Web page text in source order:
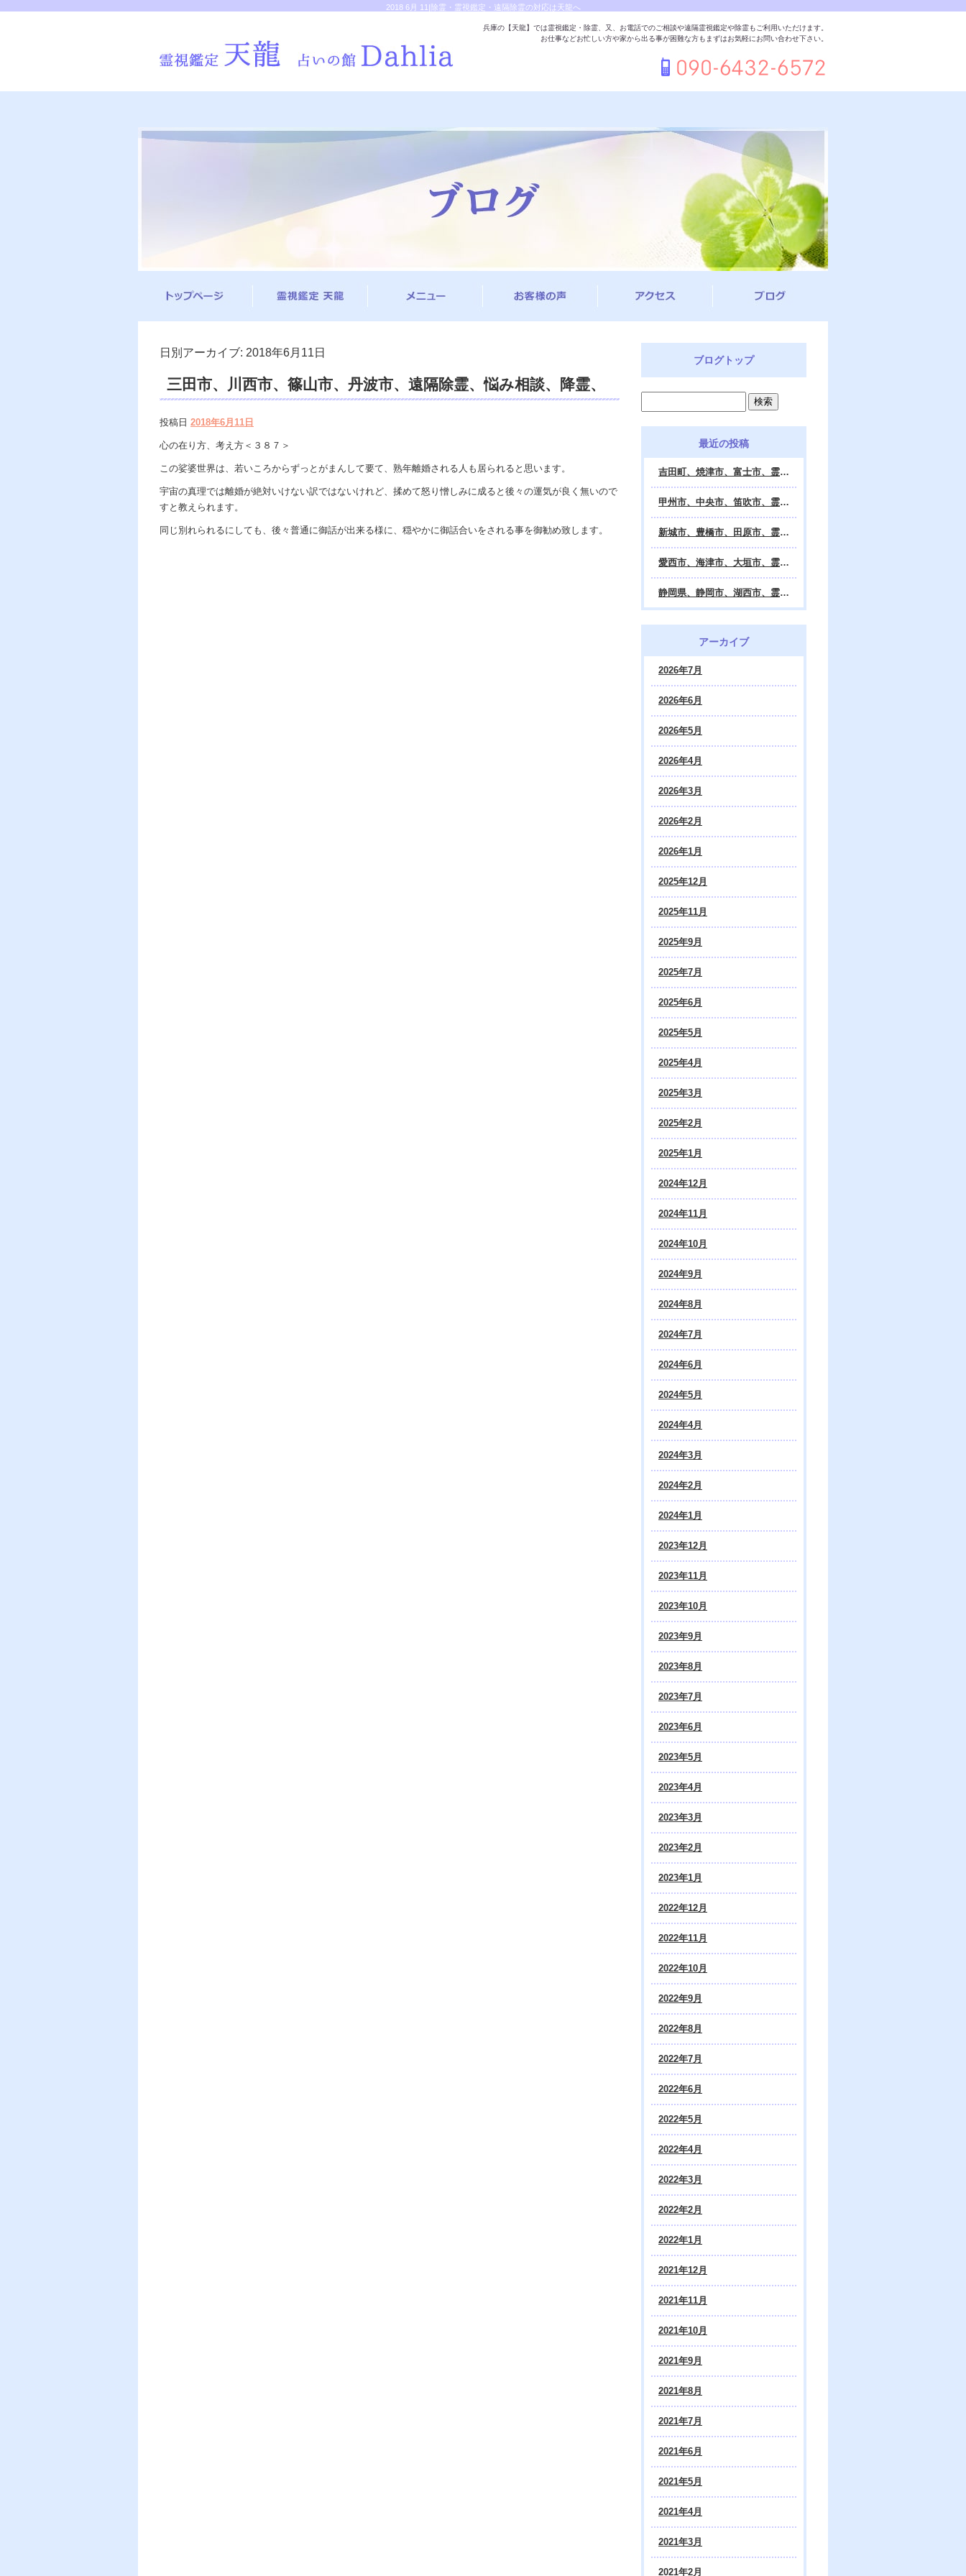
2018 6月 11|除霊・霊視鑑定・遠隔除霊の対応は天龍へ
兵庫の【天龍】では霊視鑑定・除霊、又、お電話でのご相談や遠隔霊視鑑定や除霊もご利用いただけます。
お仕事などお忙しい方や家から出る事が困難な方もまずはお気軽にお問い合わせ下さい。
日別アーカイブ: 2018年6月11日
三田市、川西市、篠山市、丹波市、遠隔除霊、悩み相談、降霊、
投稿日 2018年6月11日
心の在り方、考え方＜３８７＞
この娑婆世界は、若いころからずっとがまんして要て、熟年離婚される人も居られると思います。
宇宙の真理では離婚が絶対いけない訳ではないけれど、揉めて怒り憎しみに成ると後々の運気が良く無いので
すと教えられます。
同じ別れられるにしても、後々普通に御話が出来る様に、穏やかに御話合いをされる事を御勧め致します。
ブログトップ
最近の投稿
吉田町、焼津市、富士市、霊視鑑定 天龍・占いの館 Dahlia、対面・電話・オンライン鑑定、除霊、霊視鑑定、遠隔 除霊 口コミ、浄霊、交霊、祈祷、御祓い、四柱推命、姓名判断・九星気学・易・タロット・手相・数秘術・動物占い・姓名学・命運鑑定、開運、不安・苦痛・恐怖、悩み相談、スピリチュアルカウンセラー、ヒーリング、霊気治療、霊能力者、霊媒師、天龍知裕著、幸せを求めて、天の神様 VS 地獄の神様、宇宙の真理で未来は希望の光、この世で天国 あの世で天国、天龍知裕ブログ。
甲州市、中央市、笛吹市、霊視鑑定 天龍・占いの館 Dahlia、対面・電話・オンライン鑑定、除霊、霊視鑑定、遠隔 除霊 口コミ、浄霊、交霊、祈祷、御祓い、四柱推命、姓名判断・九星気学・易・タロット・手相・数秘術・動物占い・姓名学・命運鑑定、開運、不安・苦痛・恐怖、悩み相談、スピリチュアルカウンセラー、ヒーリング、霊気治療、霊能力者、霊媒師、天龍知裕著、幸せを求めて、天の神様 VS 地獄の神様、宇宙の真理で未来は希望の光、この世で天国 あの世で天国、天龍知裕ブログ。
新城市、豊橋市、田原市、霊視鑑定 天龍・占いの館 Dahlia、対面・電話・オンライン鑑定、除霊、霊視鑑定、遠隔 除霊 口コミ、浄霊、交霊、祈祷、御祓い、四柱推命、姓名判断・九星気学・易・タロット・手相・数秘術・動物占い・姓名学・命運鑑定、開運、不安・苦痛・恐怖、悩み相談、スピリチュアルカウンセラー、ヒーリング、霊能力者、霊媒師、天龍知裕著、幸せを求めて、天の神様 VS 地獄の神様、宇宙の真理で未来は希望の光、この世で天国 あの世で天国、天龍知裕ブログ。
愛西市、海津市、大垣市、霊視鑑定 天龍・占いの館 Dahlia、対面・電話・オンライン鑑定、遠隔 除霊 口コミ、浄霊、交霊、祈祷、御祓い、四柱推命、姓名判断・九星気学・易・タロット・手相・数秘術・動物占い・姓名学・命運鑑定、開運、不安・苦痛・恐怖、悩み相談、スピリチュアルカウンセラー、ヒーリング、霊能力者、霊媒師、天龍知裕著、幸せを求めて、天の神様 VS 地獄の神様、宇宙の真理で未来は希望の光、この世で天国 あの世で天国、天龍知裕ブログ。
静岡県、静岡市、湖西市、霊視鑑定 天龍・占いの館 Dahlia、対面・電話・オンライン鑑定、除霊、霊視鑑定、遠隔 除霊 口コミ、浄霊、交霊、祈祷、御祓い、四柱推命、姓名判断・九星気学・易・タロット・手相・数秘術・動物占い・姓名学・命運鑑定、開運、不安・苦痛・恐怖、悩み相談、スピリチュアルカウンセラー、ヒーリング、霊気治療、霊能力者、霊媒師、天龍知裕著、幸せを求めて、天の神様 VS 地獄の神様、宇宙の真理で未来は希望の光、この世で天国 あの世で天国、天龍知裕ブログ。
アーカイブ
2026年7月
2026年6月
2026年5月
2026年4月
2026年3月
2026年2月
2026年1月
2025年12月
2025年11月
2025年9月
2025年7月
2025年6月
2025年5月
2025年4月
2025年3月
2025年2月
2025年1月
2024年12月
2024年11月
2024年10月
2024年9月
2024年8月
2024年7月
2024年6月
2024年5月
2024年4月
2024年3月
2024年2月
2024年1月
2023年12月
2023年11月
2023年10月
2023年9月
2023年8月
2023年7月
2023年6月
2023年5月
2023年4月
2023年3月
2023年2月
2023年1月
2022年12月
2022年11月
2022年10月
2022年9月
2022年8月
2022年7月
2022年6月
2022年5月
2022年4月
2022年3月
2022年2月
2022年1月
2021年12月
2021年11月
2021年10月
2021年9月
2021年8月
2021年7月
2021年6月
2021年5月
2021年4月
2021年3月
2021年2月